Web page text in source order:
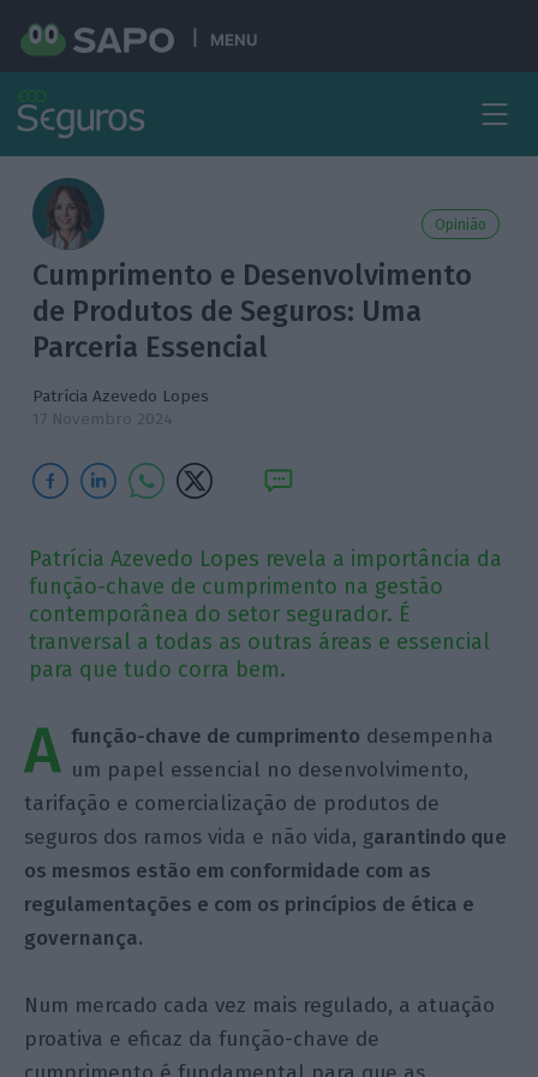
MENU
Opinião
Cumprimento e Desenvolvimento
de Produtos de Seguros: Uma
Parceria Essencial
Patrícia Azevedo Lopes
17 Novembro 2024
Patrícia Azevedo Lopes revela a importância da
função-chave de cumprimento na gestão
contemporânea do setor segurador. É
tranversal a todas as outras áreas e essencial
para que tudo corra bem.
A função-chave de cumprimento desempenha
um papel essencial no desenvolvimento,
tarifação e comercialização de produtos de
seguros dos ramos vida e não vida, garantindo que
os mesmos estão em conformidade com as
regulamentações e com os princípios de ética e
governança.
Num mercado cada vez mais regulado, a atuação
proativa e eficaz da função-chave de